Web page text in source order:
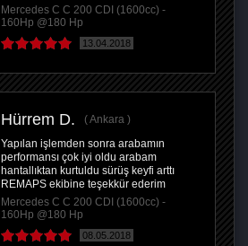
Mercedes C C 200 CDI (1600cc) -
160Hp @180 Hp
13.04.2018
Hürrem D.
Ankara
Yapılan işlemden sonra arabamın
performansı çok iyi oldu arabam
hantallıktan kurtuldu sürüş keyfi arttı
REMAPS ekibine teşekkür ederim
Mercedes C C 200 CDI (1600cc) -
160Hp @180 Hp
08.05.2018